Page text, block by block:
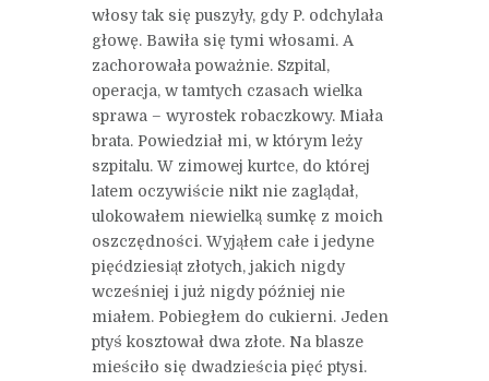
włosy tak się puszyły, gdy P. odchylała
głowę. Bawiła się tymi włosami. A
zachorowała poważnie. Szpital,
operacja, w tamtych czasach wielka
sprawa – wyrostek robaczkowy. Miała
brata. Powiedział mi, w którym leży
szpitalu. W zimowej kurtce, do której
latem oczywiście nikt nie zaglądał,
ulokowałem niewielką sumkę z moich
oszczędności. Wyjąłem całe i jedyne
pięćdziesiąt złotych, jakich nigdy
wcześniej i już nigdy później nie
miałem. Pobiegłem do cukierni. Jeden
ptyś kosztował dwa złote. Na blasze
mieściło się dwadzieścia pięć ptysi.